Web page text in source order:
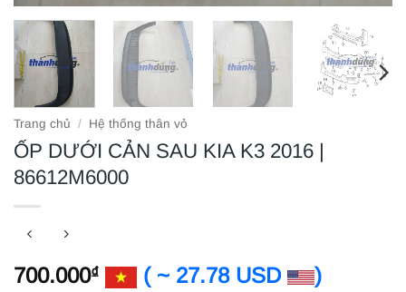
Trang chủ / Hệ thống thân vỏ
ỐP DƯỚI CẢN SAU KIA K3 2016 |
86612M6000
700.000₫ ( ~ 27.78 USD )